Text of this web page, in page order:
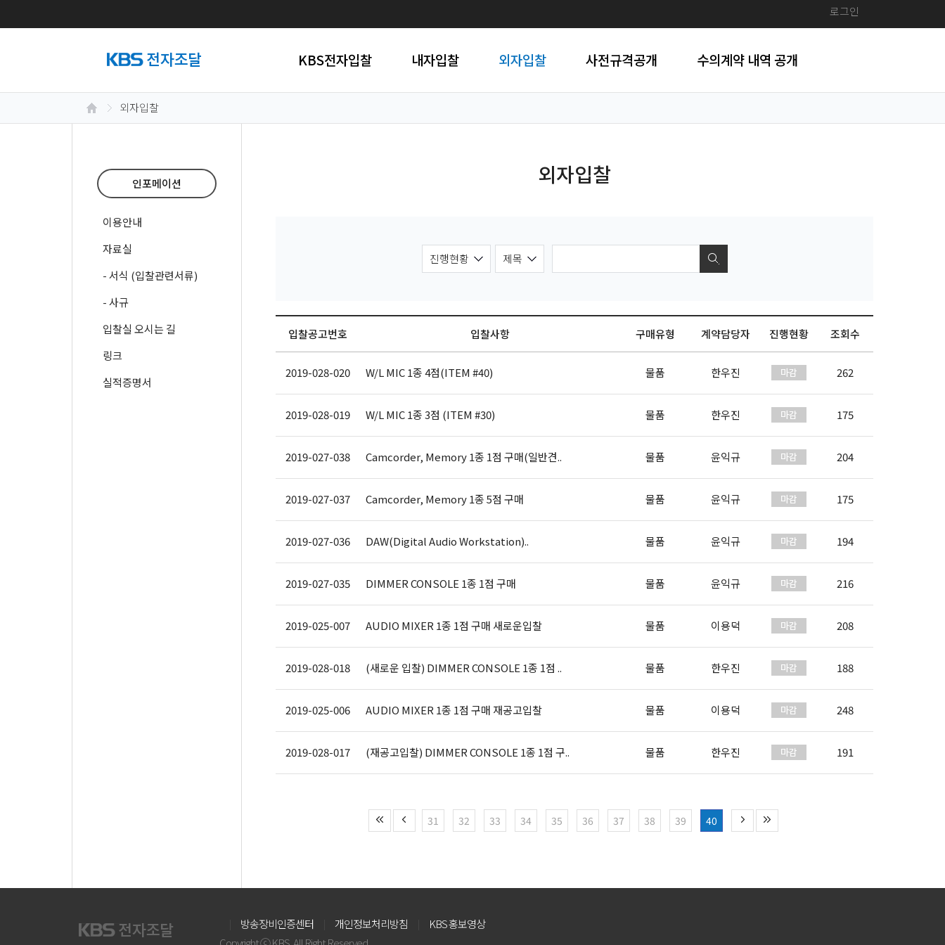
로그인
KBS전자입찰 내자입찰 외자입찰 사전규격공개 수의계약 내역 공개
외자입찰
인포메이션
이용안내
자료실
- 서식 (입찰관련서류)
- 사규
입찰실 오시는 길
링크
실적증명서
외자입찰
입찰공고번호 입찰사항 구매유형 계약담당자 진행현황 조회수
2019-028-020 W/L MIC 1종 4점(ITEM #40) 물품 한우진 262
2019-028-019 W/L MIC 1종 3점 (ITEM #30) 물품 한우진 175
2019-027-038 Camcorder, Memory 1종 1점 구매(일반견.. 물품 윤익규 204
2019-027-037 Camcorder, Memory 1종 5점 구매 물품 윤익규 175
2019-027-036 DAW(Digital Audio Workstation).. 물품 윤익규 194
2019-027-035 DIMMER CONSOLE 1종 1점 구매 물품 윤익규 216
2019-025-007 AUDIO MIXER 1종 1점 구매 새로운입찰 물품 이용덕 208
2019-028-018 (새로운 입찰) DIMMER CONSOLE 1종 1점 .. 물품 한우진 188
2019-025-006 AUDIO MIXER 1종 1점 구매 재공고입찰 물품 이용덕 248
2019-028-017 (재공고입찰) DIMMER CONSOLE 1종 1점 구.. 물품 한우진 191
31 32 33 34 35 36 37 38 39 40
방송장비인증센터 개인정보처리방침
KBS 홍보영상